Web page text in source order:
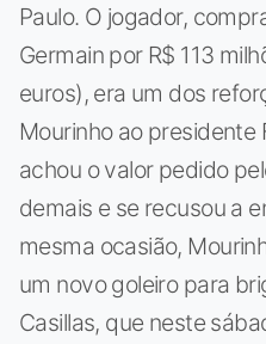
Paulo. O jogador,
Germain por R$ 113
euros), era um dos
Mourinho ao presidente
achou o valor pedido
demais e se recusou a
mesma ocasião,
um novo goleiro para
Casillas, que neste